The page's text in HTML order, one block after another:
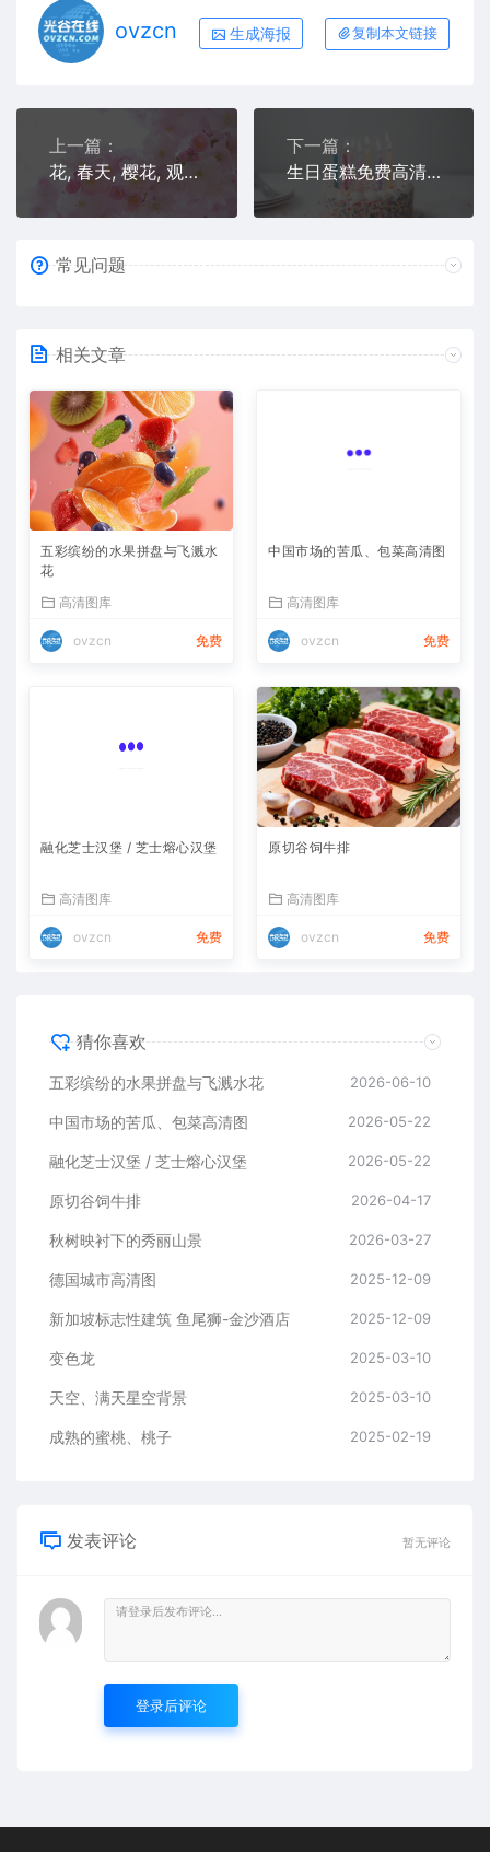
ovzcn 生成海报 复制本文链接
上一篇：
花, 春天, 樱花, 观赏樱花
下一篇：
生日蛋糕免费高清图片
常见问题
相关文章
五彩缤纷的水果拼盘与飞溅水
花
高清图库
ovzcn 免费
中国市场的苦瓜、包菜高清图
高清图库
ovzcn 免费
融化芝士汉堡 / 芝士熔心汉堡
高清图库
ovzcn 免费
原切谷饲牛排
高清图库
ovzcn 免费
猜你喜欢
五彩缤纷的水果拼盘与飞溅水花 2026-06-10
中国市场的苦瓜、包菜高清图 2026-05-22
融化芝士汉堡 / 芝士熔心汉堡 2026-05-22
原切谷饲牛排 2026-04-17
秋树映衬下的秀丽山景 2026-03-27
德国城市高清图 2025-12-09
新加坡标志性建筑 鱼尾狮-金沙酒店 2025-12-09
变色龙 2025-03-10
天空、满天星空背景 2025-03-10
成熟的蜜桃、桃子 2025-02-19
发表评论 暂无评论
登录后评论